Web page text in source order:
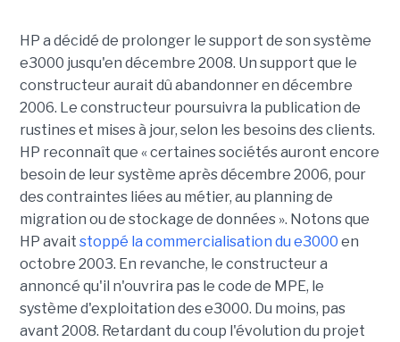
HP a décidé de prolonger le support de son système
e3000 jusqu'en décembre 2008. Un support que le
constructeur aurait dû abandonner en décembre
2006. Le constructeur poursuivra la publication de
rustines et mises à jour, selon les besoins des clients.
HP reconnaît que « certaines sociétés auront encore
besoin de leur système après décembre 2006, pour
des contraintes liées au métier, au planning de
migration ou de stockage de données ». Notons que
HP avait stoppé la commercialisation du e3000 en
octobre 2003. En revanche, le constructeur a
annoncé qu'il n'ouvrira pas le code de MPE, le
système d'exploitation des e3000. Du moins, pas
avant 2008. Retardant du coup l'évolution du projet